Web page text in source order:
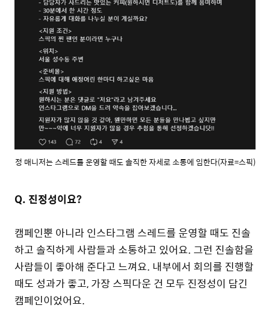
정 매니저는 스레드를 운영할 때도 솔직한 자세로 소통에 임한다(자료=스픽)
Q. 진정성이요?
캠페인뿐 아니라 인스타그램 스레드를 운영할 때도 진솔
하고 솔직하게 사람들과 소통하고 있어요. 그런 진솔함을
사람들이 좋아해 준다고 느껴요. 내부에서 회의를 진행할
때도 성과가 좋고, 가장 스픽다운 건 모두 진정성이 담긴
캠페인이었어요.